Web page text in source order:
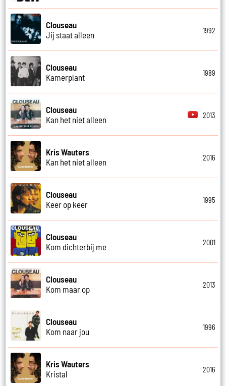
Clouseau
Jij staat alleen
1992
Clouseau
Kamerplant
1989
Clouseau
Kan het niet alleen
2013
Kris Wauters
Kan het niet alleen
2016
Clouseau
Keer op keer
1995
Clouseau
Kom dichterbij me
2001
Clouseau
Kom maar op
2013
Clouseau
Kom naar jou
1996
Kris Wauters
Kristal
2016